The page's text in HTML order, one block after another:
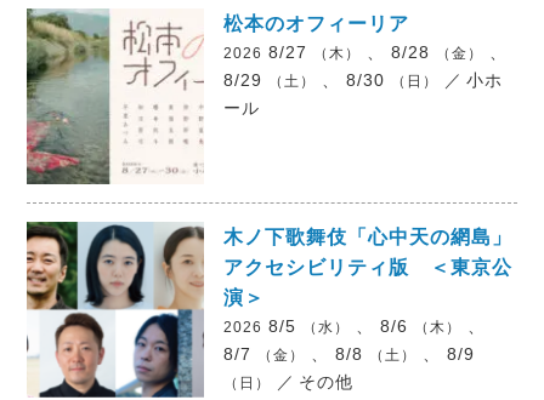
松本のオフィーリア
2026 8/27 （木） 、 8/28 （金）
8/29
（土） 、 8/30 （日） ／ 小ホ
ール
木ノ下歌舞伎「心中天の網島」
アクセシビリティ版 ＜東京公
演＞
2026 8/5 （水） 、 8/6 （木）
8/7
（金） 、 8/8 （土） 、 8/9
（日） ／ その他